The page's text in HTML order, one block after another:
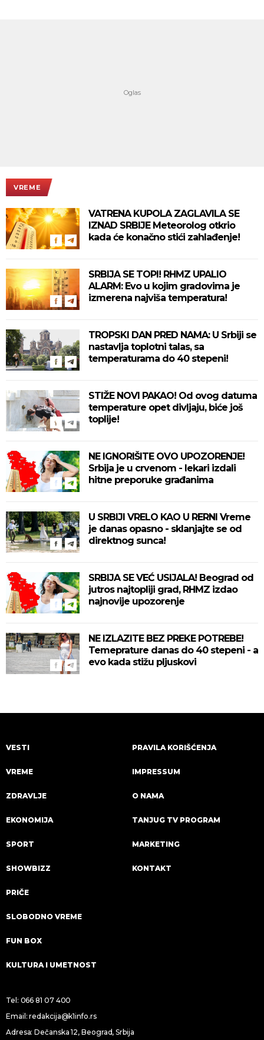
VREME
VATRENA KUPOLA ZAGLAVILA SE
IZNAD SRBIJE Meteorolog otkrio
kada će konačno stići zahlađenje!
SRBIJA SE TOPI! RHMZ UPALIO
ALARM: Evo u kojim gradovima je
izmerena najviša temperatura!
TROPSKI DAN PRED NAMA: U Srbiji se
nastavlja toplotni talas, sa
temperaturama do 40 stepeni!
STIŽE NOVI PAKAO! Od ovog datuma
temperature opet divljaju, biće još
toplije!
NE IGNORIŠITE OVO UPOZORENJE!
Srbija je u crvenom - lekari izdali
hitne preporuke građanima
U SRBIJI VRELO KAO U RERNI Vreme
je danas opasno - sklanjajte se od
direktnog sunca!
SRBIJA SE VEĆ USIJALA! Beograd od
jutros najtopliji grad, RHMZ izdao
najnovije upozorenje
NE IZLAZITE BEZ PREKE POTREBE!
Temeprature danas do 40 stepeni - a
evo kada stižu pljuskovi
VESTI
VREME
ZDRAVLJE
EKONOMIJA
SPORT
SHOWBIZZ
PRIČE
SLOBODNO VREME
FUN BOX
KULTURA I UMETNOST
PRAVILA KORIŠĆENJA
IMPRESSUM
O NAMA
TANJUG TV PROGRAM
MARKETING
KONTAKT
Tel: 066 81 07 400
Email:redakcija@k1info.rs
Adresa: Dečanska 12, Beograd, Srbija